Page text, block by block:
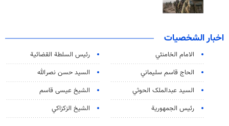
اخبار الشخصيات
الامام الخامنئي
رئیس السلطة القضائیة
الحاج قاسم سليماني
السيد حسن نصرالله
السید عبدالملک الحوثي
الشيخ عيسى قاسم
رئيس الجمهورية
الشيخ الزكزاكي